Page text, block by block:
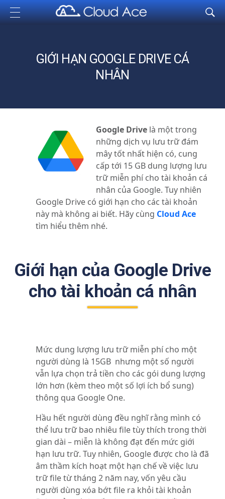
Cloud Ace
Nhà cung cấp giải pháp trên GCP cho doanh nghiệp
GIỚI HẠN GOOGLE DRIVE CÁ
NHÂN
Google Drivelà một trong
những dịch vụ lưu trữ đám
mây tốt nhất hiện có, cung
cấp tới 15 GB dung lượng lưu
trữ miễn phí cho tài khoản cá
nhân của Google. Tuy nhiên
Google Drive có giới hạn cho các tài khoản
này mà không ai biết. Hãy cùng Cloud Ace
tìm hiểu thêm nhé.
Giới hạn của Google Drive
cho tài khoản cá nhân
Mức dung lượng lưu trữ miễn phí cho một
người dùng là 15GB nhưng một số người
vẫn lựa chọn trả tiền cho các gói dung lượng
lớn hơn (kèm theo một số lợi ích bổ sung)
thông qua Google One.
Hầu hết người dùng đều nghĩ rằng mình có
thể lưu trữ bao nhiêu file tùy thích trong thời
gian dài – miễn là không đạt đến mức giới
hạn lưu trữ. Tuy nhiên, Google được cho là đã
âm thầm kích hoạt một hạn chế về việc lưu
trữ file từ tháng 2 năm nay, vốn yêu cầu
người dùng xóa bớt file ra khỏi tài khoản